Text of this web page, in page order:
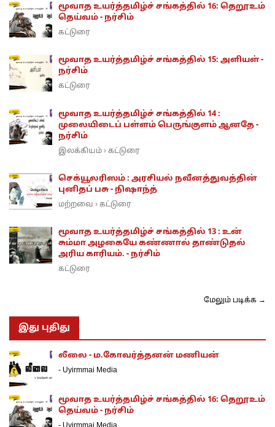
மூவாத உயர்த்தமிழ்ச் சங்கத்தில் 16: தெறூஉம்
தெய்வம் - நர்சிம்
கட்டுரை
மூவாத உயர்த்தமிழ்ச் சங்கத்தில் 15: அளியள் -
நர்சிம்
கட்டுரை
மூவாத உயர்த்தமிழ்ச் சங்கத்தில் 14 :
முலையிடைப் பள்ளம் பெருங்குளம் ஆனதே -
நர்சிம்
இலக்கியம் › கட்டுரை
செக்யூலரிஸம் : அரசியல் நவீனத்துவத்தின்
புனிதப் பசு - நிஷாந்த்
மற்றவை › கட்டுரை
மூவாத உயர்த்தமிழ்ச் சங்கத்தில் 13 : உன்
சும்மா அழகையே கண்ணால் தாண்டுதல்
அரிய காரியம். - நர்சிம்
கட்டுரை
மேலும் படிக்க →
இது புதிது
லீலை - ம.கோவர்த்தனன் மணியன்
- Uyirmmai Media
மூவாத உயர்த்தமிழ்ச் சங்கத்தில் 16: தெறூஉம்
தெய்வம் - நர்சிம்